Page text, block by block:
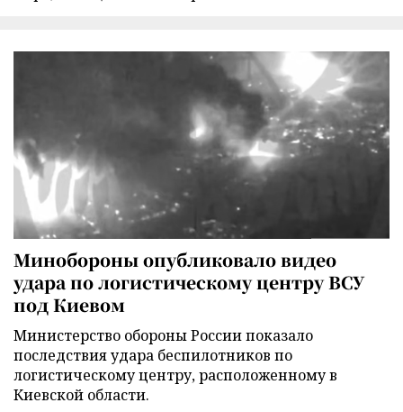
Минобороны опубликовало видео
удара по логистическому центру ВСУ
под Киевом
Министерство обороны России показало
последствия удара беспилотников по
логистическому центру, расположенному в
Киевской области.